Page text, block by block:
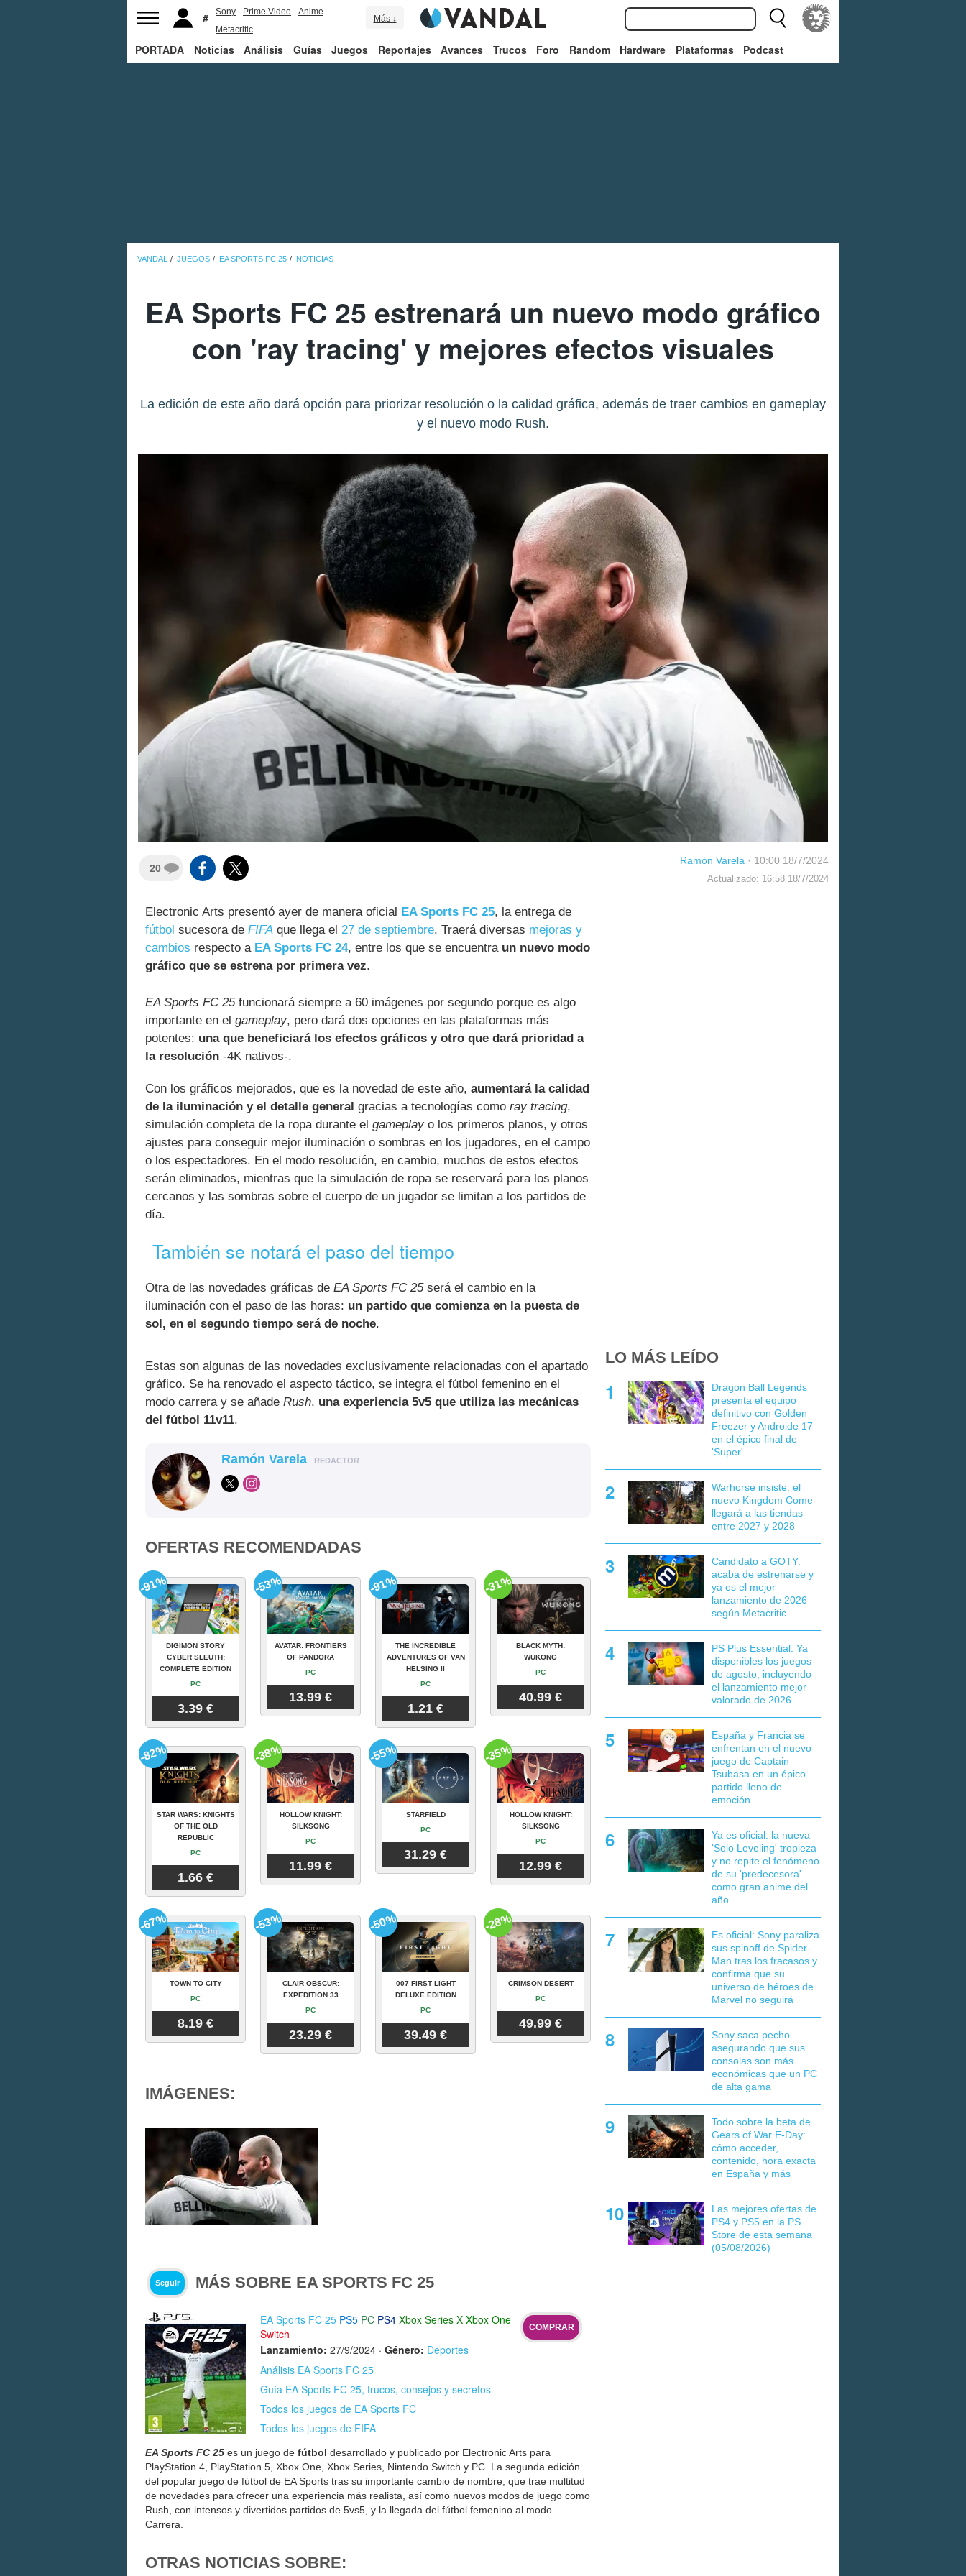
Sony Prime Video
Anime
Metacritic
Más ↓
PORTADA Noticias Análisis Guías Juegos Reportajes Avances Trucos Foro Random Hardware Plataformas Podcast
VANDAL JUEGOS EA SPORTS FC 25 NOTICIAS
EA Sports FC 25 estrenará un nuevo modo gráfico
con 'ray tracing' y mejores efectos visuales
La edición de este año dará opción para priorizar resolución o la calidad gráfica, además de traer cambios en gameplay
y el nuevo modo Rush.
20
Ramón Varela · 10:00 18/7/2024
Actualizado: 16:58 18/7/2024
Electronic Arts presentó ayer de manera oficial EA Sports FC 25, la entrega de
fútbol sucesora de FIFA que llega el 27 de septiembre. Traerá diversas mejoras y
cambios respecto a EA Sports FC 24, entre los que se encuentra un nuevo modo
gráfico que se estrena por primera vez.
EA Sports FC 25funcionará siempre a 60 imágenes por segundo porque es algo
importante en el gameplay, pero dará dos opciones en las plataformas más
potentes: una que beneficiará los efectos gráficos y otro que dará prioridad a
la resolución -4K nativos-.
Con los gráficos mejorados, que es la novedad de este año, aumentará la calidad
de la iluminación y el detalle general gracias a tecnologías como ray tracing,
simulación completa de la ropa durante el gameplay o los primeros planos, y otros
ajustes para conseguir mejor iluminación o sombras en los jugadores, en el campo
o los espectadores. En el modo resolución, en cambio, muchos de estos efectos
serán eliminados, mientras que la simulación de ropa se reservará para los planos
cercanos y las sombras sobre el cuerpo de un jugador se limitan a los partidos de
día.
También se notará el paso del tiempo
Otra de las novedades gráficas de EA Sports FC 25será el cambio en la
iluminación con el paso de las horas: un partido que comienza en la puesta de
sol, en el segundo tiempo será de noche.
Estas son algunas de las novedades exclusivamente relacionadas con el apartado
gráfico. Se ha renovado el aspecto táctico, se integra el fútbol femenino en el
modo carrera y se añade Rush, una experiencia 5v5 que utiliza las mecánicas
del fútbol 11v11.
Ramón Varela REDACTOR
OFERTAS RECOMENDADAS
DIGIMON STORY
CYBER SLEUTH:
COMPLETE EDITION
PC
3.39 €
-91%
AVATAR: FRONTIERS
OF PANDORA
PC
13.99 €
-53%
THE INCREDIBLE
ADVENTURES OF VAN
HELSING II
PC
1.21 €
-91%
BLACK MYTH:
WUKONG
PC
40.99 €
-31%
STAR WARS: KNIGHTS
OF THE OLD
REPUBLIC
PC
1.66 €
-82%
HOLLOW KNIGHT:
SILKSONG
PC
11.99 €
-38%
STARFIELD
PC
31.29 €
-55%
HOLLOW KNIGHT:
SILKSONG
PC
12.99 €
-35%
TOWN TO CITY
PC
8.19 €
-67%
CLAIR OBSCUR:
EXPEDITION 33
PC
23.29 €
-53%
007 FIRST LIGHT
DELUXE EDITION
PC
39.49 €
-50%
CRIMSON DESERT
PC
49.99 €
-28%
IMÁGENES:
Seguir MÁS SOBRE EA SPORTS FC 25
EA Sports FC 25 PS5 PC PS4 Xbox Series X Xbox One
Switch
Lanzamiento: 27/9/2024 · Género: Deportes
COMPRAR
Análisis EA Sports FC 25
Guía EA Sports FC 25, trucos, consejos y secretos
Todos los juegos de EA Sports FC
Todos los juegos de FIFA
EA Sports FC 25 es un juego de fútbol desarrollado y publicado por Electronic Arts para
PlayStation 4, PlayStation 5, Xbox One, Xbox Series, Nintendo Switch y PC. La segunda edición
del popular juego de fútbol de EA Sports tras su importante cambio de nombre, que trae multitud
de novedades para ofrecer una experiencia más realista, así como nuevos modos de juego como
Rush, con intensos y divertidos partidos de 5vs5, y la llegada del fútbol femenino al modo
Carrera.
OTRAS NOTICIAS SOBRE:
LO MÁS LEÍDO
Dragon Ball Legends
presenta el equipo
definitivo con Golden
Freezer y Androide 17
en el épico final de
'Super'
Warhorse insiste: el
nuevo Kingdom Come
llegará a las tiendas
entre 2027 y 2028
Candidato a GOTY:
acaba de estrenarse y
ya es el mejor
lanzamiento de 2026
según Metacritic
PS Plus Essential: Ya
disponibles los juegos
de agosto, incluyendo
el lanzamiento mejor
valorado de 2026
España y Francia se
enfrentan en el nuevo
juego de Captain
Tsubasa en un épico
partido lleno de
emoción
Ya es oficial: la nueva
'Solo Leveling' tropieza
y no repite el fenómeno
de su 'predecesora'
como gran anime del
año
Es oficial: Sony paraliza
sus spinoff de Spider-
Man tras los fracasos y
confirma que su
universo de héroes de
Marvel no seguirá
Sony saca pecho
asegurando que sus
consolas son más
económicas que un PC
de alta gama
Todo sobre la beta de
Gears of War E-Day:
cómo acceder,
contenido, hora exacta
en España y más
Las mejores ofertas de
PS4 y PS5 en la PS
Store de esta semana
(05/08/2026)